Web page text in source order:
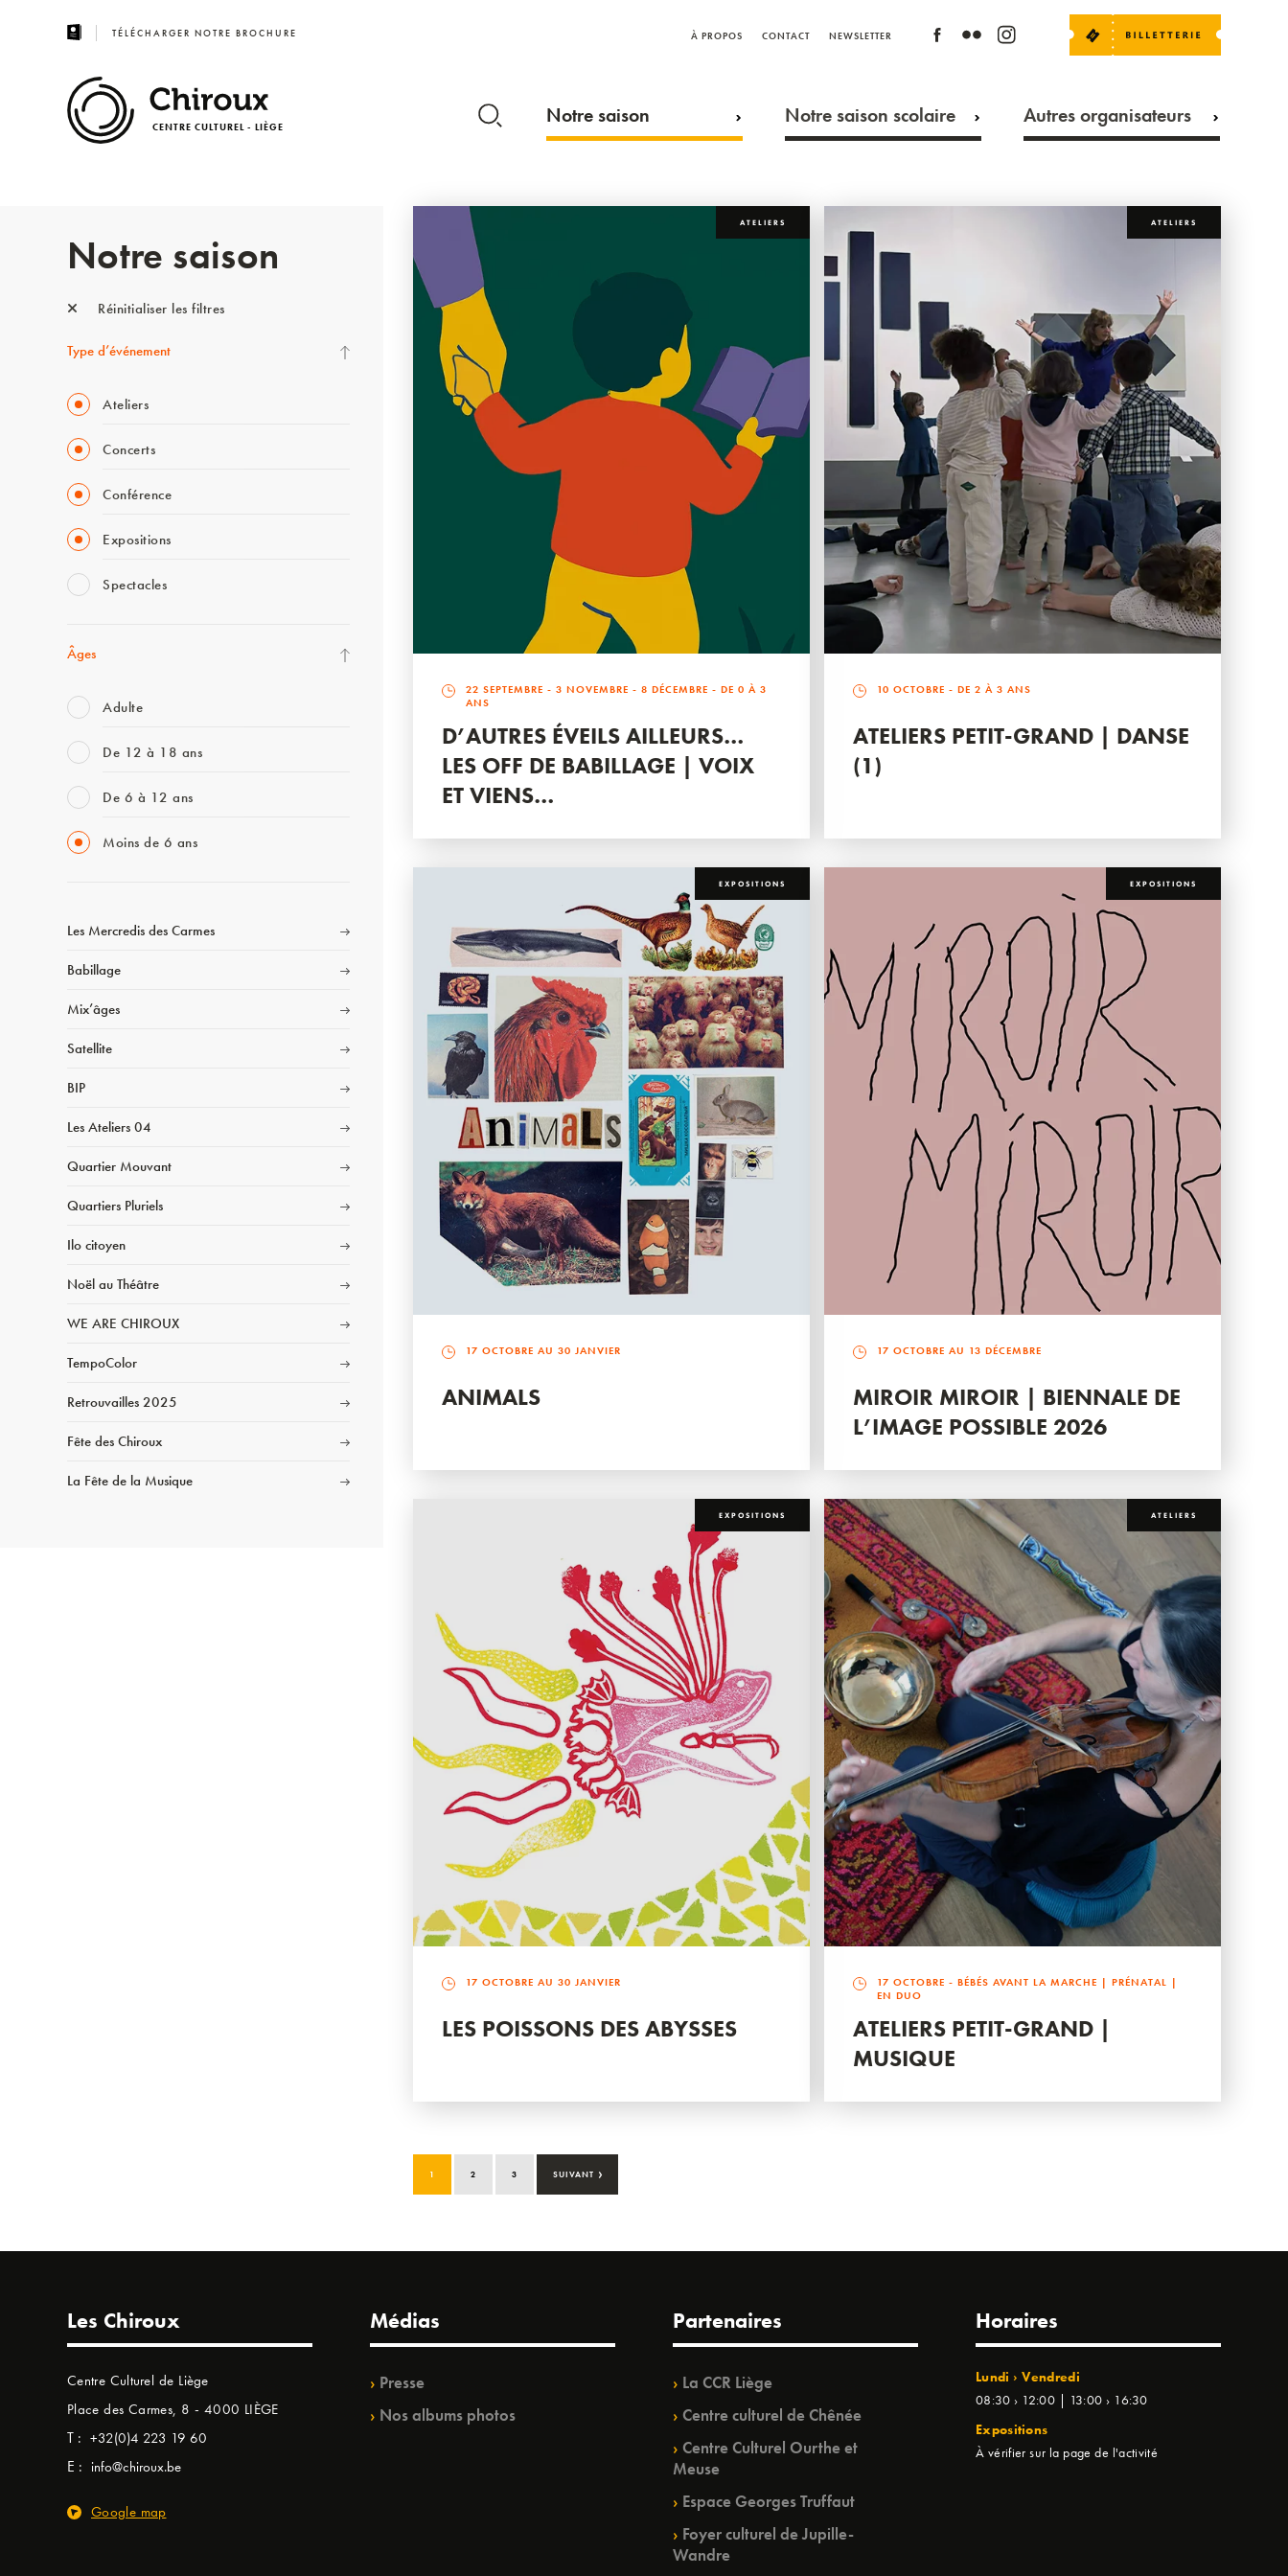
TÉLÉCHARGER NOTRE BROCHURE À PROPOS CONTACT NEWSLETTER
CENTRE CULTUREL - LIÈGE Notre saison Notre saison scolaire Autres organisateurs
Notre saison
Réinitialiser les filtres
Type d’événement
Ateliers
Concerts
Conférence
Expositions
Spectacles
Âges
Adulte
De 12 à 18 ans
De 6 à 12 ans
Moins de 6 ans
Les Mercredis des Carmes
Babillage
Mix’âges
Satellite
BIP
Les Ateliers 04
Quartier Mouvant
Quartiers Pluriels
Ilo citoyen
Noël au Théâtre
WE ARE CHIROUX
TempoColor
Retrouvailles 2025
Fête des Chiroux
La Fête de la Musique
ATELIERS
22 SEPTEMBRE -3 NOVEMBRE -8 DÉCEMBRE - DE 0 À 3
ANS
D’AUTRES ÉVEILS AILLEURS…
LES OFF DE BABILLAGE | VOIX
ET VIENS…
ATELIERS
10 OCTOBRE - DE 2 À 3 ANS
ATELIERS PETIT-GRAND | DANSE
(1)
EXPOSITIONS
17 OCTOBRE AU 30 JANVIER
ANIMALS
EXPOSITIONS
17 OCTOBRE AU 13 DÉCEMBRE
MIROIR MIROIR | BIENNALE DE
L’IMAGE POSSIBLE 2026
EXPOSITIONS
17 OCTOBRE AU 30 JANVIER
LES POISSONS DES ABYSSES
ATELIERS
17 OCTOBRE - BÉBÉS AVANT LA MARCHE | PRÉNATAL |
EN DUO
ATELIERS PETIT-GRAND |
MUSIQUE
1 2 3 SUIVANT ›
Les Chiroux
Centre Culturel de Liège
Place des Carmes, 8 - 4000 LIÈGE
T : +32(0)4 223 19 60
E : info@chiroux.be
Google map
Médias
Presse
Nos albums photos
Partenaires
La CCR Liège
Centre culturel de Chênée
Centre Culturel Ourthe et
Meuse
Espace Georges Truffaut
Foyer culturel de Jupille-
Wandre
Horaires
Lundi › Vendredi
08:30 › 12:00 | 13:00 › 16:30
Expositions
À vérifier sur la page de l'activité